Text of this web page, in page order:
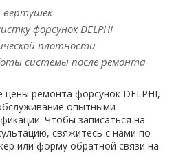
вертушек
форсунок DELPHI
плотности
системы после ремонта
ремонта форсунок DELPHI,
опытными
Чтобы записаться на
свяжитесь с нами по
или форму обратной связи на